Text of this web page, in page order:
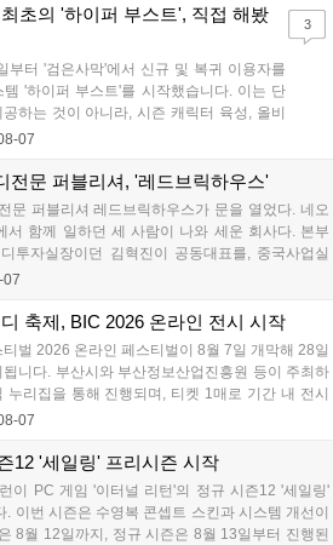
인 가능하다....
초의 '하이퍼 부스트', 직접 해봤
부터 '검은사막'에서 신규 및 복귀 이용자를
'하이퍼 부스트'를 시작했습니다. 이는 단
하는 것이 아니라, 시즌 캐릭터 육성, 올비
침의 나라 설화 진행 등 4단계 과정을 통해
며 동(V) 투발라 장비와 검은별 무기, 카라
07
3
전문 퍼블리셔, '레드브릭하우스'
문 퍼블리셔 레드브릭하우스가 문을 열었다. 네오
서 함께 일하던 세 사람이 나와 세운 회사다. 본부
투자실장이던 김혁진이 공동대표를, 중국사업실
를 맡았다. 출범 한 달여 만에 위메이드맥스의 전
...
07
축제, BIC 2026 온라인 전시 시작
벌 2026 온라인 페스티벌이 8월 7일 개막해 28일
니다. 부산시와 부산정보산업진흥원 등이 주최하
누리집을 통해 진행되며, 티켓 1매로 기간 내 전시
수 있습니다. 일반 및 루키 부문 등 다양한 인디게
한 이번 행사는 역대 최대 규모로 열려 인디게임
07
12 '세일링' 프리시즌 시작
이 PC 게임 '이터널 리턴'의 정규 시즌12 '세일링'
. 이번 시즌은 수영복 콘셉트 스킨과 시스템 개선이
8월 12일까지, 정규 시즌은 8월 13일부터 진행된